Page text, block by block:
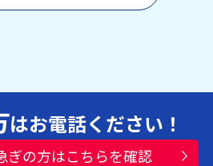
はお電話ください！
ぎの方はこちらを確認